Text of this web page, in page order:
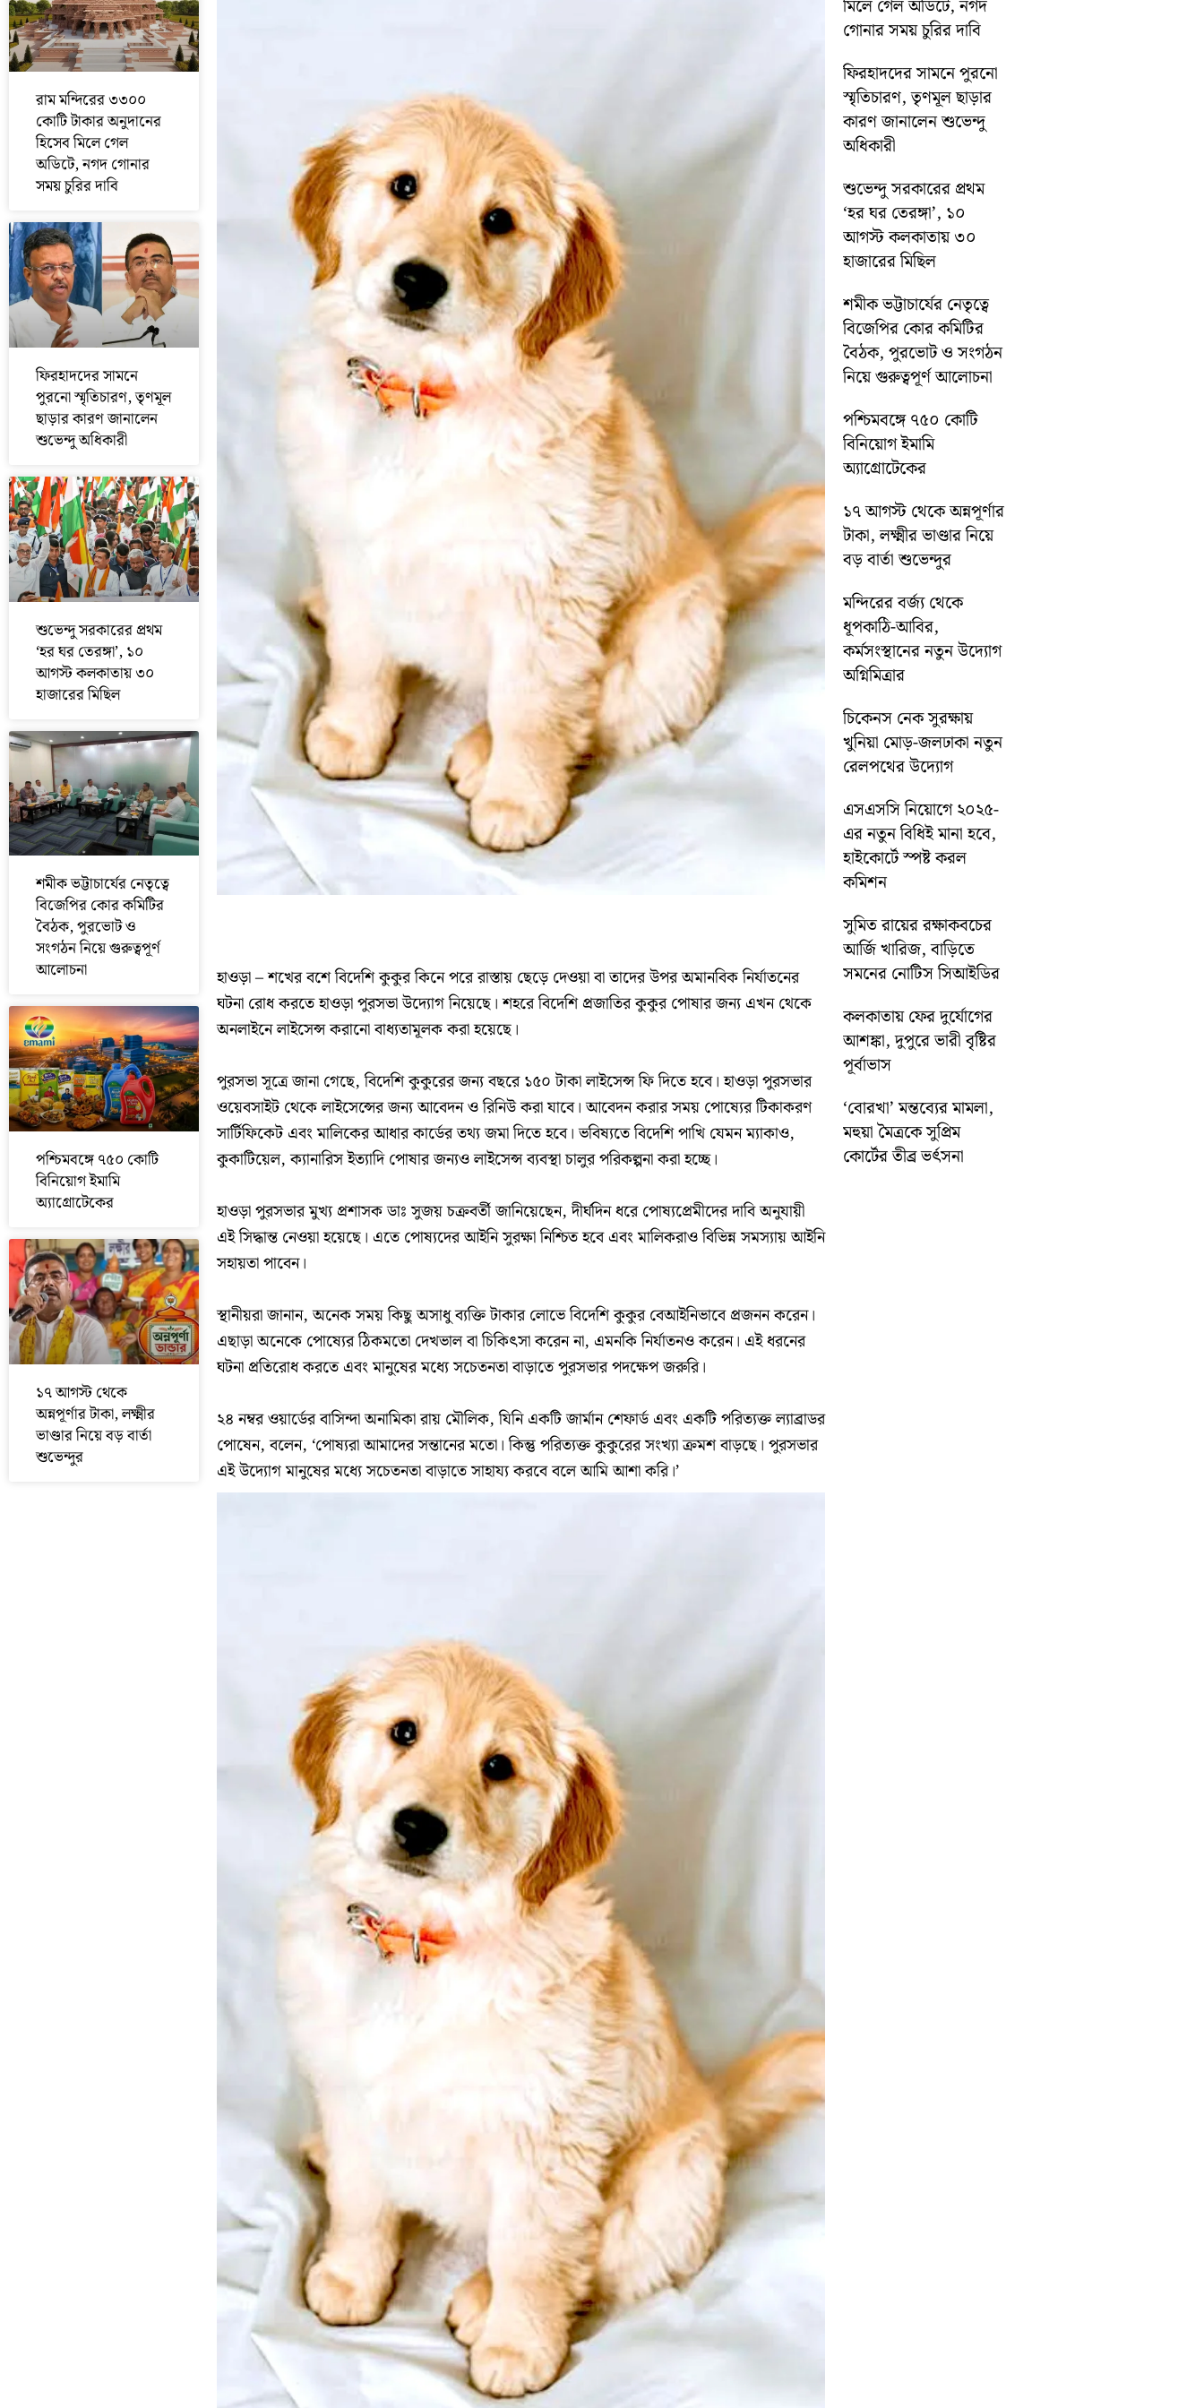
রাম মন্দিরের ৩৩০০
কোটি টাকার অনুদানের
হিসেব মিলে গেল
অডিটে, নগদ গোনার
সময় চুরির দাবি
ফিরহাদদের সামনে
পুরনো স্মৃতিচারণ, তৃণমূল
ছাড়ার কারণ জানালেন
শুভেন্দু অধিকারী
শুভেন্দু সরকারের প্রথম
‘হর ঘর তেরঙ্গা’, ১০
আগস্ট কলকাতায় ৩০
হাজারের মিছিল
শমীক ভট্টাচার্যের নেতৃত্বে
বিজেপির কোর কমিটির
বৈঠক, পুরভোট ও
সংগঠন নিয়ে গুরুত্বপূর্ণ
আলোচনা
পশ্চিমবঙ্গে ৭৫০ কোটি
বিনিয়োগ ইমামি
অ্যাগ্রোটেকের
১৭ আগস্ট থেকে
অন্নপূর্ণার টাকা, লক্ষ্মীর
ভাণ্ডার নিয়ে বড় বার্তা
শুভেন্দুর
হাওড়া – শখের বশে বিদেশি কুকুর কিনে পরে রাস্তায় ছেড়ে দেওয়া বা তাদের উপর অমানবিক নির্যাতনের
ঘটনা রোধ করতে হাওড়া পুরসভা উদ্যোগ নিয়েছে। শহরে বিদেশি প্রজাতির কুকুর পোষার জন্য এখন থেকে
অনলাইনে লাইসেন্স করানো বাধ্যতামূলক করা হয়েছে।
পুরসভা সূত্রে জানা গেছে, বিদেশি কুকুরের জন্য বছরে ১৫০ টাকা লাইসেন্স ফি দিতে হবে। হাওড়া পুরসভার
ওয়েবসাইট থেকে লাইসেন্সের জন্য আবেদন ও রিনিউ করা যাবে। আবেদন করার সময় পোষ্যের টিকাকরণ
সার্টিফিকেট এবং মালিকের আধার কার্ডের তথ্য জমা দিতে হবে। ভবিষ্যতে বিদেশি পাখি যেমন ম্যাকাও,
কুকাটিয়েল, ক্যানারিস ইত্যাদি পোষার জন্যও লাইসেন্স ব্যবস্থা চালুর পরিকল্পনা করা হচ্ছে।
হাওড়া পুরসভার মুখ্য প্রশাসক ডাঃ সুজয় চক্রবর্তী জানিয়েছেন, দীর্ঘদিন ধরে পোষ্যপ্রেমীদের দাবি অনুযায়ী
এই সিদ্ধান্ত নেওয়া হয়েছে। এতে পোষ্যদের আইনি সুরক্ষা নিশ্চিত হবে এবং মালিকরাও বিভিন্ন সমস্যায় আইনি
সহায়তা পাবেন।
স্থানীয়রা জানান, অনেক সময় কিছু অসাধু ব্যক্তি টাকার লোভে বিদেশি কুকুর বেআইনিভাবে প্রজনন করেন।
এছাড়া অনেকে পোষ্যের ঠিকমতো দেখভাল বা চিকিৎসা করেন না, এমনকি নির্যাতনও করেন। এই ধরনের
ঘটনা প্রতিরোধ করতে এবং মানুষের মধ্যে সচেতনতা বাড়াতে পুরসভার পদক্ষেপ জরুরি।
২৪ নম্বর ওয়ার্ডের বাসিন্দা অনামিকা রায় মৌলিক, যিনি একটি জার্মান শেফার্ড এবং একটি পরিত্যক্ত ল্যাব্রাডর
পোষেন, বলেন, ‘পোষ্যরা আমাদের সন্তানের মতো। কিন্তু পরিত্যক্ত কুকুরের সংখ্যা ক্রমশ বাড়ছে। পুরসভার
এই উদ্যোগ মানুষের মধ্যে সচেতনতা বাড়াতে সাহায্য করবে বলে আমি আশা করি।’
মিলে গেল অডিটে, নগদ
গোনার সময় চুরির দাবি
ফিরহাদদের সামনে পুরনো
স্মৃতিচারণ, তৃণমূল ছাড়ার
কারণ জানালেন শুভেন্দু
অধিকারী
শুভেন্দু সরকারের প্রথম
‘হর ঘর তেরঙ্গা’, ১০
আগস্ট কলকাতায় ৩০
হাজারের মিছিল
শমীক ভট্টাচার্যের নেতৃত্বে
বিজেপির কোর কমিটির
বৈঠক, পুরভোট ও সংগঠন
নিয়ে গুরুত্বপূর্ণ আলোচনা
পশ্চিমবঙ্গে ৭৫০ কোটি
বিনিয়োগ ইমামি
অ্যাগ্রোটেকের
১৭ আগস্ট থেকে অন্নপূর্ণার
টাকা, লক্ষ্মীর ভাণ্ডার নিয়ে
বড় বার্তা শুভেন্দুর
মন্দিরের বর্জ্য থেকে
ধূপকাঠি-আবির,
কর্মসংস্থানের নতুন উদ্যোগ
অগ্নিমিত্রার
চিকেনস নেক সুরক্ষায়
খুনিয়া মোড়-জলঢাকা নতুন
রেলপথের উদ্যোগ
এসএসসি নিয়োগে ২০২৫-
এর নতুন বিধিই মানা হবে,
হাইকোর্টে স্পষ্ট করল
কমিশন
সুমিত রায়ের রক্ষাকবচের
আর্জি খারিজ, বাড়িতে
সমনের নোটিস সিআইডির
কলকাতায় ফের দুর্যোগের
আশঙ্কা, দুপুরে ভারী বৃষ্টির
পূর্বাভাস
‘বোরখা’ মন্তব্যের মামলা,
মহুয়া মৈত্রকে সুপ্রিম
কোর্টের তীব্র ভর্ৎসনা